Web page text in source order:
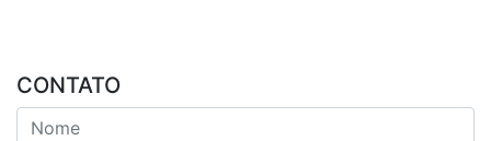
CONTATO